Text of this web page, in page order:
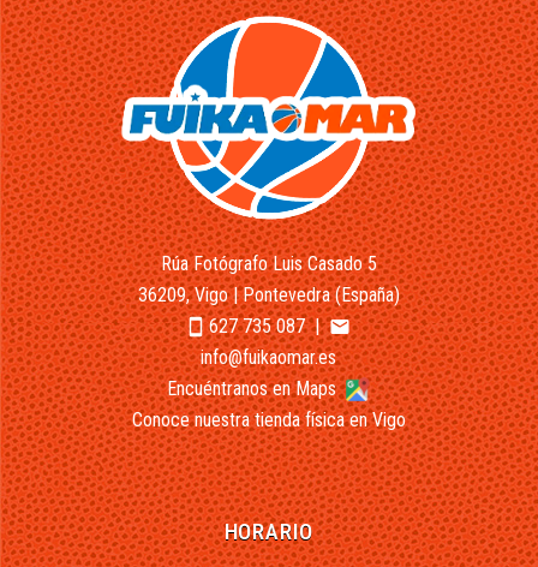
Rúa Fotógrafo Luis Casado 5
36209, Vigo | Pontevedra (España)
smartphone627 735 087|email
info@fuikaomar.es
Encuéntranos en Maps
Conoce nuestra tienda física en Vigo
HORARIO